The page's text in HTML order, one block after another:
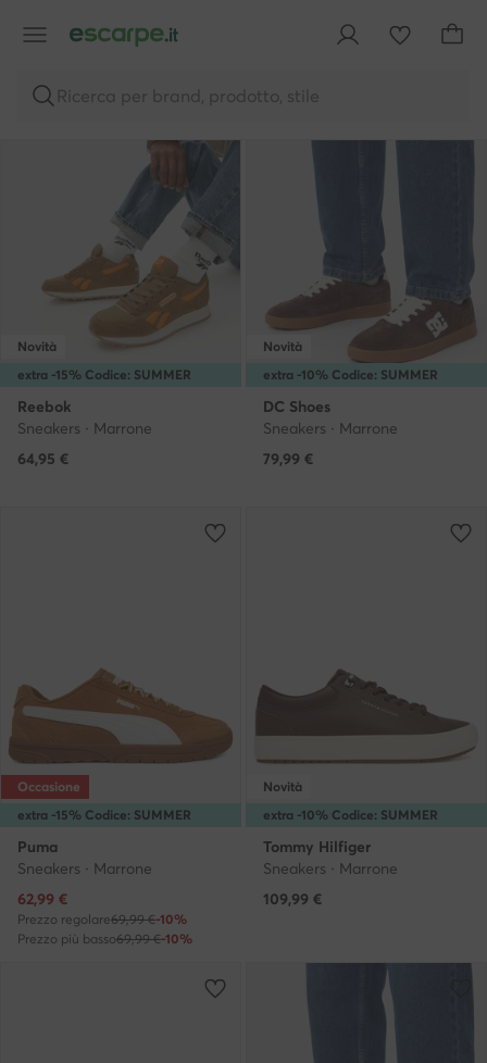
Ricerca per brand, prodotto, stile
extra -15% Codice: SUMMER
Novità
Reebok
Sneakers · Marrone
64,95 €
extra -10% Codice: SUMMER
Novità
DC Shoes
Sneakers · Marrone
79,99 €
extra -15% Codice: SUMMER
Occasione
Puma
Sneakers · Marrone
Prezzo attuale
62,99 €
Prezzo regolare69,99 €-10%
Prezzo più basso69,99 €-10%
extra -10% Codice: SUMMER
Novità
Tommy Hilfiger
Sneakers · Marrone
109,99 €